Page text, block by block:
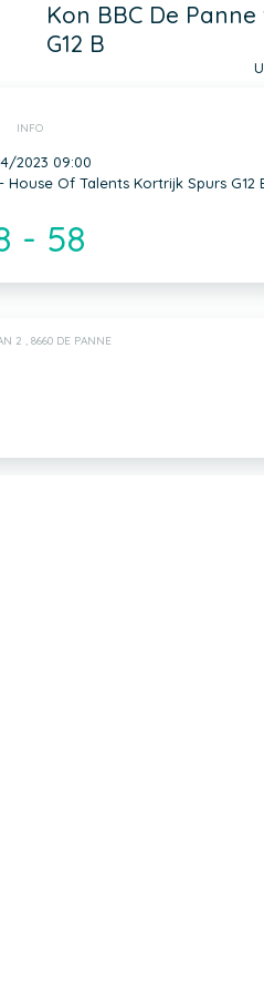
Kon BBC De
G12 B
INFO
2023 09:00
House Of Talents Kortrijk Spurs G12
- 58
2 , 8660 DE PANNE